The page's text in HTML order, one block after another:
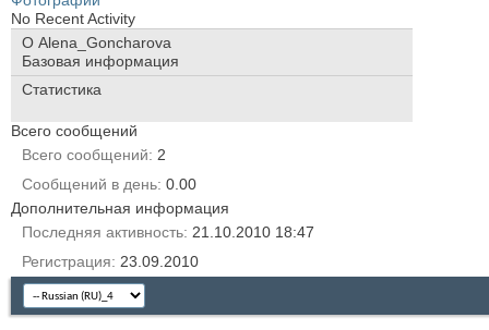
No Recent Activity
О Alena_Goncharova
Базовая информация
Статистика
Всего сообщений
Всего сообщений
2
Сообщений в день 0.00
Дополнительная информация
Последняя активность 21.10.2010 18:47
Регистрация
23.09.2010